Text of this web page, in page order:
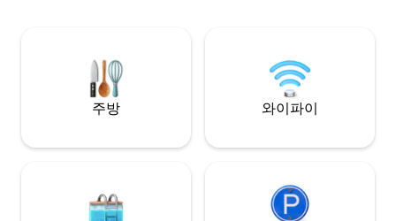
레스토랑을 둘러볼 준비가 되셨다면, 픽턴
까지 차로 가까운 거리에 있습니다.
주방 와이파이